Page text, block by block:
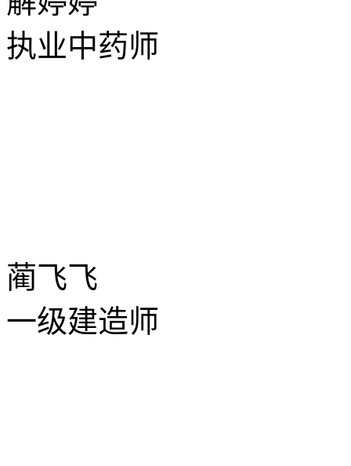
执业中药师
蔺飞飞
一级建造师